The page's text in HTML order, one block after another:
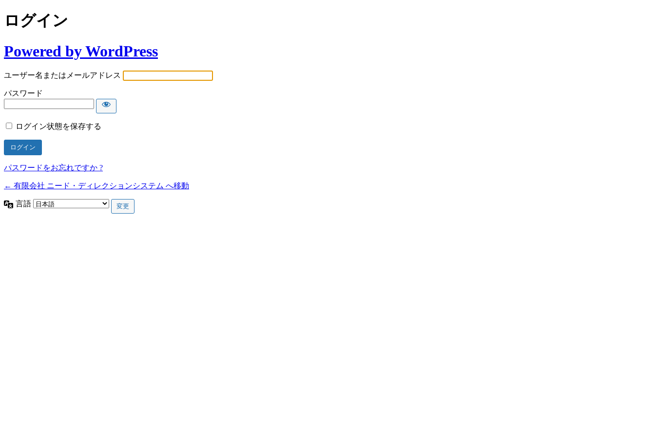
ログイン
Powered by WordPress
ユーザー名またはメールアドレス
パスワード
ログイン状態を保存する
パスワードをお忘れですか ?
← 有限会社 ニード・ディレクションシステム へ移動
言語